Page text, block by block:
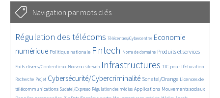
Navigation par mots clés
4550/5620
Régulation des télécoms
350/5620 Télécentres/Cybercentres
3596/5620
Economie
numérique
1837/5620 Politique nationale
5223/5620 Fintech
615/5620 Noms de domaine
2205/5620 Produits et services
1539/5620
Faits divers/Contentieux Nouveau site web Infrastructures TIC pour l’éducation
Recherche
245/5620Projet
3756/5620 Cybersécurité/Cybercriminalité
2156/5620 Sonatel/Orange
1607/5620
Licences de
télécommunications
288/5620 Sudatel/Expresso
1022/5620 Régulation des médias
1498/5620 Applications
1225/5620 Mouvements sociaux
1641/5620